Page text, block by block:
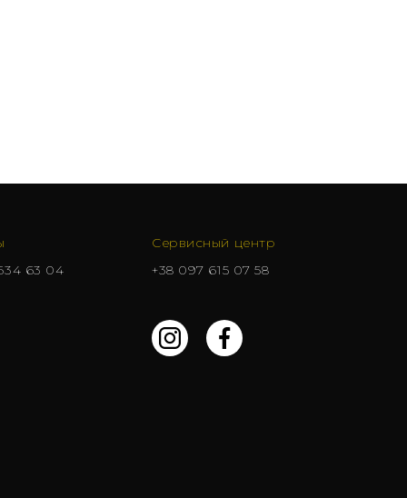
63 04
Сервисный центр
+38 097 615 07 58